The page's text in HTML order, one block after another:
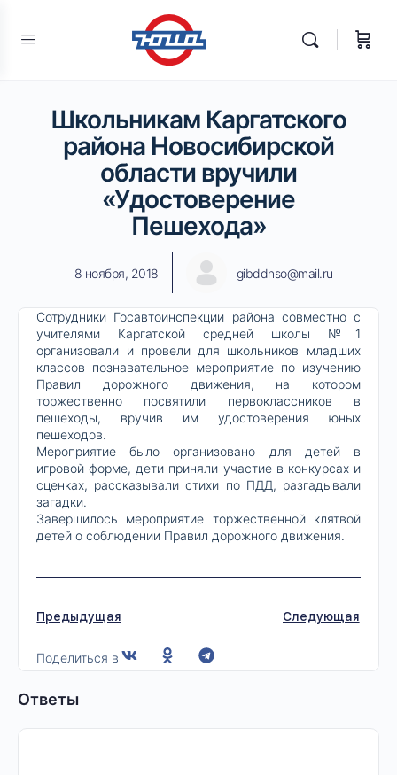
Школьникам Каргатского
района Новосибирской
области вручили
«Удостоверение
Пешехода»
8 ноября, 2018 gibddnso@mail.ru
Сотрудники Госавтоинспекции района совместно с
учителями Каргатской средней школы №1
организовали и провели для школьников младших
классов познавательное мероприятие по изучению
Правил дорожного движения, на котором
торжественно посвятили первоклассников в
пешеходы, вручив им удостоверения юных
пешеходов.
Мероприятие было организовано для детей в
игровой форме, дети приняли участие в конкурсах и
сценках, рассказывали стихи по ПДД, разгадывали
загадки.
Завершилось мероприятие торжественной клятвой
детей о соблюдении Правил дорожного движения.
Предыдущая Следующая
Поделиться в
Ответы